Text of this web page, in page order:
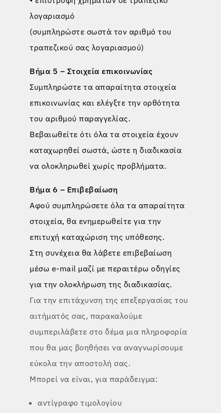
λογαριασμό
(συμπληρώστε σωστά τον αριθμό του
τραπεζικού σας λογαριασμού)
Βήμα 5 – Στοιχεία επικοινωνίας
Συμπληρώστε τα απαραίτητα στοιχεία
επικοινωνίας και ελέγξτε την ορθότητα
του αριθμού παραγγελίας.
Βεβαιωθείτε ότι όλα τα στοιχεία έχουν
καταχωρηθεί σωστά, ώστε η διαδικασία
να ολοκληρωθεί χωρίς προβλήματα.
Βήμα 6 – Επιβεβαίωση
Αφού συμπληρώσετε όλα τα απαραίτητα
στοιχεία, θα ενημερωθείτε για την
επιτυχή καταχώριση της υπόθεσης.
Στη συνέχεια θα λάβετε επιβεβαίωση
μέσω e-mail μαζί με περαιτέρω οδηγίες
για την ολοκλήρωση της διαδικασίας.
Για την επιτάχυνση της επεξεργασίας του
αιτήματός σας, παρακαλούμε
συμπεριλάβετε στο δέμα μια πληροφορία
που θα μας βοηθήσει να αναγνωρίσουμε
εύκολα την αποστολή σας.
Μπορεί να είναι, για παράδειγμα:
αντίγραφο τιμολογίου